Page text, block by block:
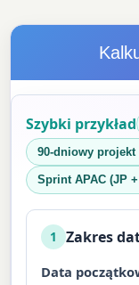
Szybki przykład
90-dniowy projekt
Sprint APAC (JP
1 Zakres
Data